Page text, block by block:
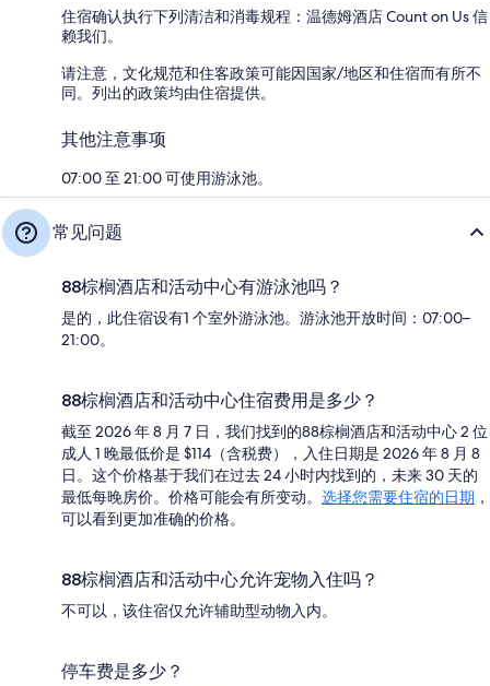
住宿确认执行下列清洁和消毒规程：温德姆酒店 Count on Us 信
赖我们。
请注意，文化规范和住客政策可能因国家/地区和住宿而有所不
同。列出的政策均由住宿提供。
其他注意事项
07:00 至 21:00 可使用游泳池。
常见问题
88棕榈酒店和活动中心有游泳池吗？
是的，此住宿设有1 个室外游泳池。游泳池开放时间：07:00–
21:00。
88棕榈酒店和活动中心住宿费用是多少？
截至 2026 年 8 月 7 日，我们找到的88棕榈酒店和活动中心 2 位
成人 1 晚最低价是 $114（含税费），入住日期是 2026 年 8 月 8
日。这个价格基于我们在过去 24 小时内找到的，未来 30 天的
最低每晚房价。价格可能会有所变动。 选择您需要住宿的日期 ，
可以看到更加准确的价格。
88棕榈酒店和活动中心允许宠物入住吗？
不可以，该住宿仅允许辅助型动物入内。
停车费是多少？